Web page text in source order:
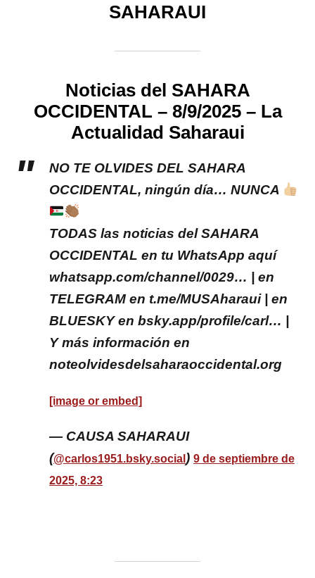
SAHARAUI
Noticias del SAHARA
OCCIDENTAL – 8/9/2025 – La
Actualidad Saharaui
NO TE OLVIDES DEL SAHARA
OCCIDENTAL, ningún día… NUNCA
TODAS las noticias del SAHARA
OCCIDENTAL en tu WhatsApp aquí
whatsapp.com/channel/0029… | en
TELEGRAM en t.me/MUSAharaui | en
BLUESKY en bsky.app/profile/carl… |
Y más información en
noteolvidesdelsaharaoccidental.org
[image or embed]
— CAUSA SAHARAUI
(@carlos1951.bsky.social ) 9 de septiembre de
2025, 8:23